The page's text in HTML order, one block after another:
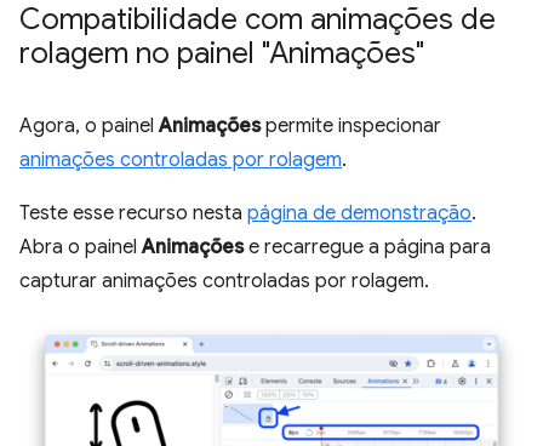
Compatibilidade com animações de
rolagem no painel "Animações"
Agora, o painelAnimaçõespermite inspecionar
animações controladas por rolagem.
Teste esse recurso nesta página de demonstração.
Abra o painelAnimaçõese recarregue a página para
capturar animações controladas por rolagem.